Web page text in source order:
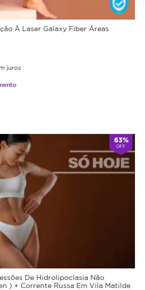
À Laser Galaxy Fiber Áreas
juros
63%
OFF
De Hidrolipoclasia Não
) + Corrente Russa Em Vila Matilde